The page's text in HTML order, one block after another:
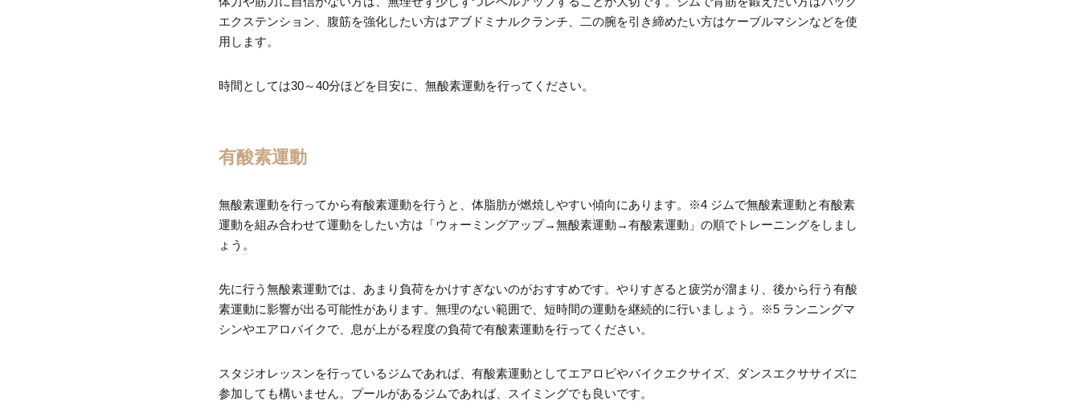
エクステンション、腹筋を強化したい方はアブドミナルクランチ、二の腕を引き締めたい方はケーブルマシンなどを使
用します。
時間としては30～40分ほどを目安に、無酸素運動を行ってください。
有酸素運動
無酸素運動を行ってから有酸素運動を行うと、体脂肪が燃焼しやすい傾向にあります。※4 ジムで無酸素運動と有酸素
運動を組み合わせて運動をしたい方は「ウォーミングアップ→無酸素運動→有酸素運動」の順でトレーニングをしまし
ょう。
先に行う無酸素運動では、あまり負荷をかけすぎないのがおすすめです。やりすぎると疲労が溜まり、後から行う有酸
素運動に影響が出る可能性があります。無理のない範囲で、短時間の運動を継続的に行いましょう。※5 ランニングマ
シンやエアロバイクで、息が上がる程度の負荷で有酸素運動を行ってください。
スタジオレッスンを行っているジムであれば、有酸素運動としてエアロビやバイクエクサイズ、ダンスエクササイズに
参加しても構いません。 プールがあるジムであれば、スイミングでも良いです。